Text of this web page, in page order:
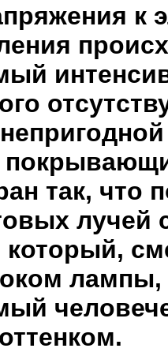
к
так, что
лучей
который,
лампы,